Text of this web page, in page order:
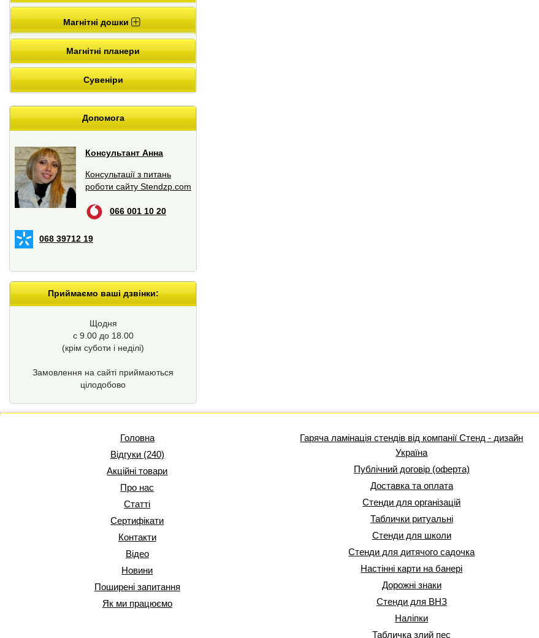
Магнітні дошки
Магнітні планери
Сувеніри
Допомога
Консультант Анна
Консультації з питань
роботи сайту Stendzp.com
066 001 10 20
068 39712 19
Приймаємо ваші дзвінки:
Щодня
с 9.00 до 18.00
(крім суботи і неділі)
Замовлення на сайті приймаються
цілодобово
Головна
Відгуки (240)
Акційні товари
Про нас
Статті
Сертифікати
Контакти
Відео
Новини
Поширені запитання
Як ми працюємо
Гаряча ламінація стендів від компанії Стенд - дизайн
Україна
Публічний договір (оферта)
Доставка та оплата
Стенди для організацій
Таблички ритуальні
Стенди для школи
Стенди для дитячого садочка
Настінні карти на банері
Дорожні знаки
Стенди для ВНЗ
Наліпки
Табличка злий пес